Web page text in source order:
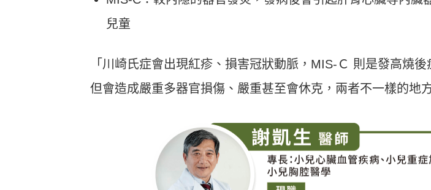
兒童
「川崎氏症會出現紅疹、損害冠狀動脈，MIS-Ｃ 則是發高燒後
但會造成嚴重多器官損傷、嚴重甚至會休克，兩者不一樣的地